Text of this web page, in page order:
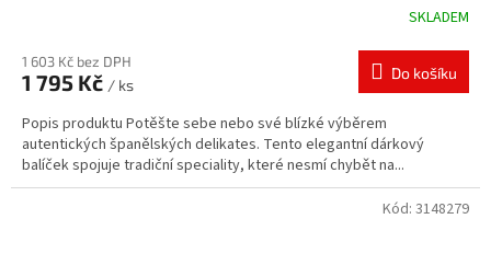
SKLADEM
1 603 Kč bez DPH
1 795 Kč / ks
Do košíku
Popis produktu Potěšte sebe nebo své blízké výběrem
autentických španělských delikates. Tento elegantní dárkový
balíček spojuje tradiční speciality, které nesmí chybět na...
Kód: 3148279